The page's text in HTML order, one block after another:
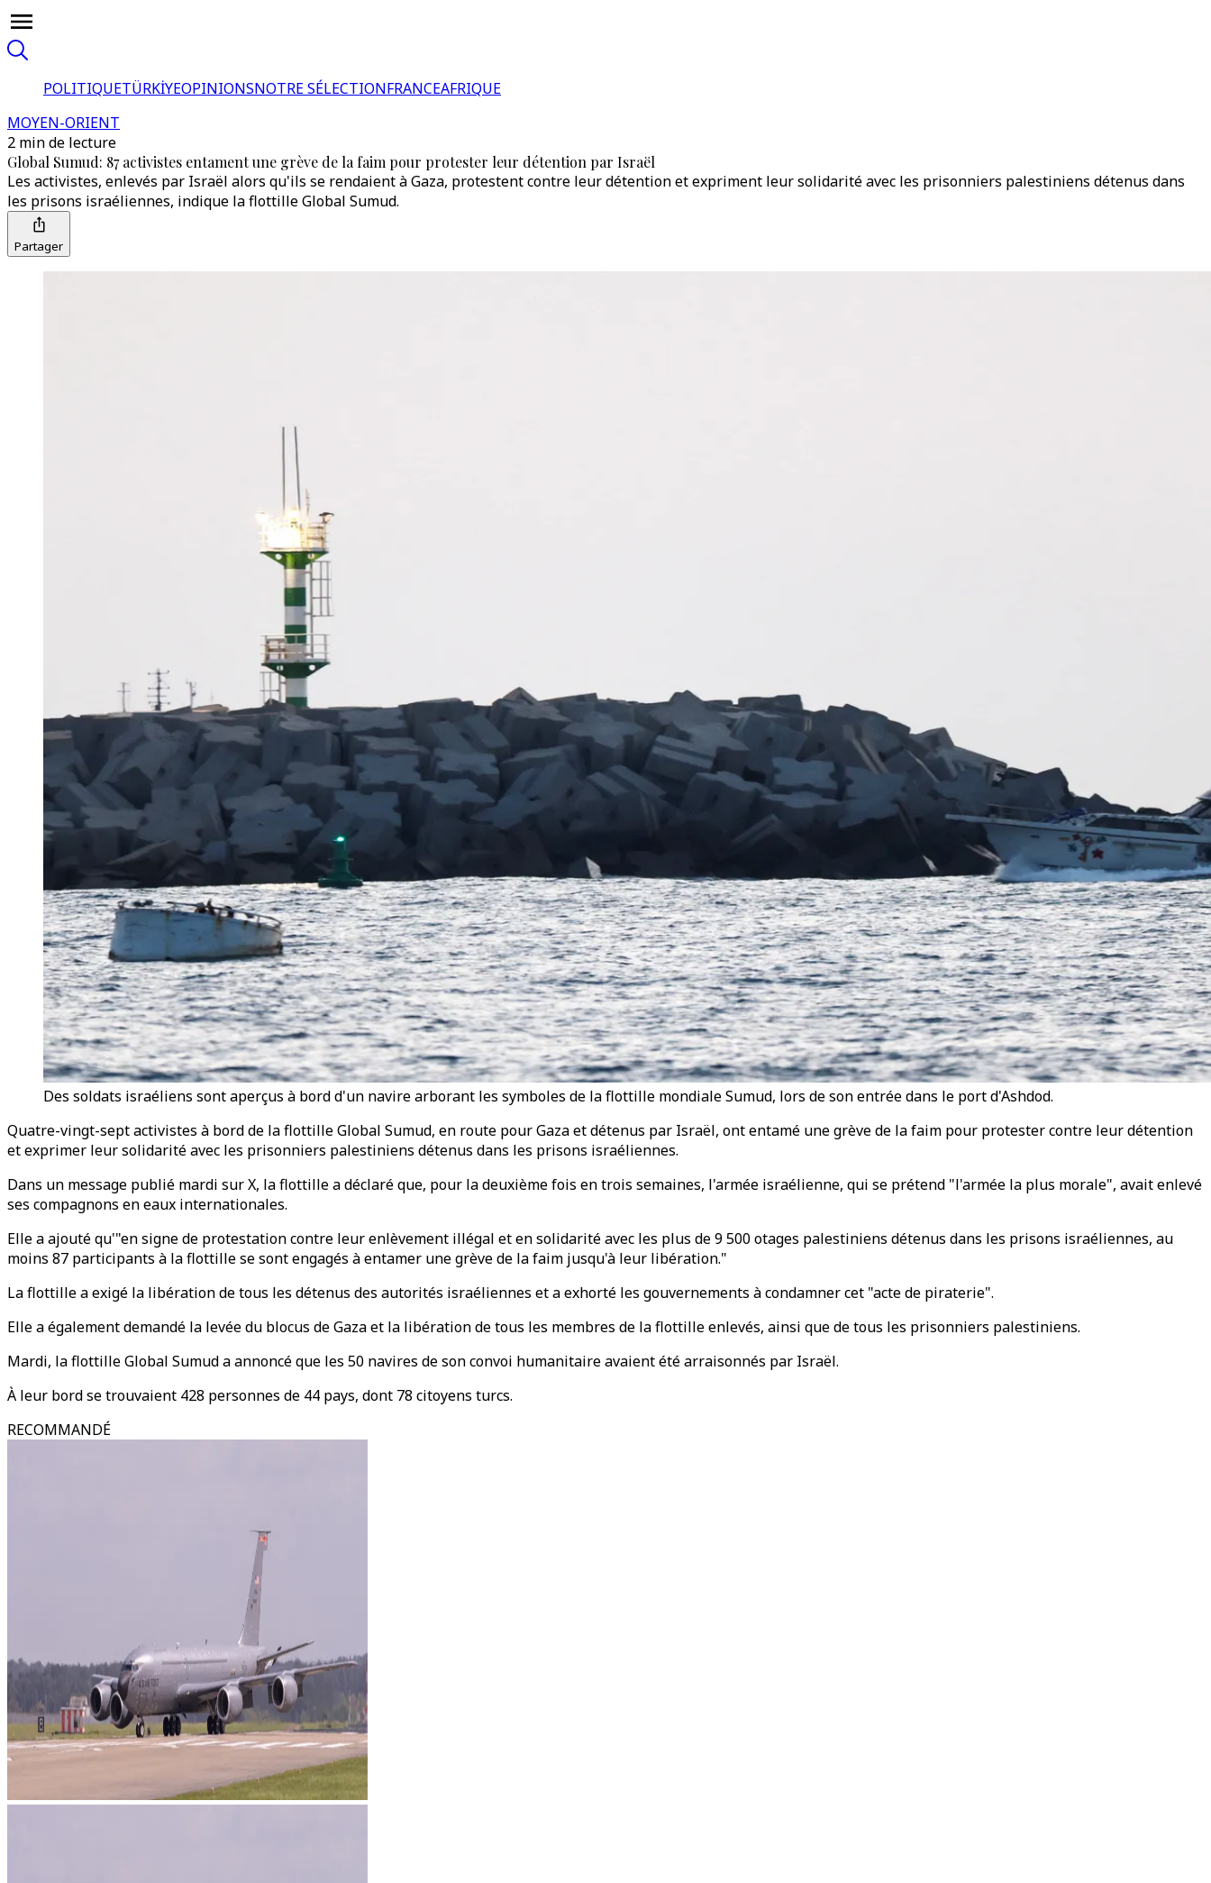
POLITIQUETÜRKİYEOPINIONSNOTRE SÉLECTIONFRANCEAFRIQUE
MOYEN-ORIENT
2 min de lecture
Global Sumud: 87 activistes entament une grève de la faim pour protester leur détention par Israël
Les activistes, enlevés par Israël alors qu'ils se rendaient à Gaza, protestent contre leur détention et expriment leur solidarité avec les prisonniers palestiniens détenus dans
les prisons israéliennes, indique la flottille Global Sumud.
Partager
Des soldats israéliens sont aperçus à bord d'un navire arborant les symboles de la flottille mondiale Sumud, lors de son entrée dans le port d'Ashdod.
Quatre-vingt-sept activistes à bord de la flottille Global Sumud, en route pour Gaza et détenus par Israël, ont entamé une grève de la faim pour protester contre leur détention
et exprimer leur solidarité avec les prisonniers palestiniens détenus dans les prisons israéliennes.
Dans un message publié mardi sur X, la flottille a déclaré que, pour la deuxième fois en trois semaines, l'armée israélienne, qui se prétend "l'armée la plus morale", avait enlevé
ses compagnons en eaux internationales.
Elle a ajouté qu'"en signe de protestation contre leur enlèvement illégal et en solidarité avec les plus de 9 500 otages palestiniens détenus dans les prisons israéliennes, au
moins 87 participants à la flottille se sont engagés à entamer une grève de la faim jusqu'à leur libération."
La flottille a exigé la libération de tous les détenus des autorités israéliennes et a exhorté les gouvernements à condamner cet "acte de piraterie".
Elle a également demandé la levée du blocus de Gaza et la libération de tous les membres de la flottille enlevés, ainsi que de tous les prisonniers palestiniens.
Mardi, la flottille Global Sumud a annoncé que les 50 navires de son convoi humanitaire avaient été arraisonnés par Israël.
À leur bord se trouvaient 428 personnes de 44 pays, dont 78 citoyens turcs.
RECOMMANDÉ